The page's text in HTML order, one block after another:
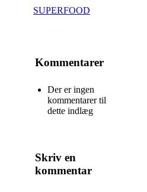
SUPERFOOD
Kommentarer
Der er ingen
kommentarer til
dette indlæg
Skriv en
kommentar